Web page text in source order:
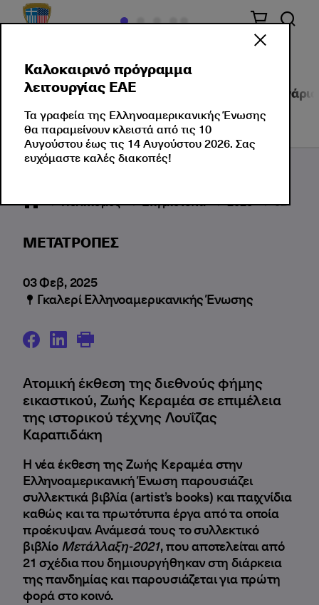
Πολιτισμός στο κέντρο Σεμινάρια
Πολιτισμός Στιγμιότυπα 2025 02
ΜΕΤΑΤΡΟΠΕΣ
03 Φεβ, 2025
Γκαλερί Ελληνοαμερικανικής Ένωσης
Ατομική έκθεση της διεθνούς φήμης
εικαστικού, Ζωής Κεραμέα σε επιμέλεια
της ιστορικού τέχνης Λουΐζας
Καραπιδάκη
Η νέα έκθεση της Ζωής Κεραμέα στην
Ελληνοαμερικανική Ένωση παρουσιάζει
συλλεκτικά βιβλία (artist’s books) και παιχνίδια
καθώς και τα πρωτότυπα έργα από τα οποία
προέκυψαν. Ανάμεσά τους το συλλεκτικό
βιβλίοΜετάλλαξη-2021, που αποτελείται από
21 σχέδια που δημιουργήθηκαν στη διάρκεια
της πανδημίας και παρουσιάζεται για πρώτη
φορά στο κοινό.
Καλοκαιρινό πρόγραμμα
λειτουργίας ΕΑΕ
Τα γραφεία της Ελληνοαμερικανικής Ένωσης
θα παραμείνουν κλειστά από τις 10
Αυγούστου έως τις 14 Αυγούστου 2026. Σας
ευχόμαστε καλές διακοπές!